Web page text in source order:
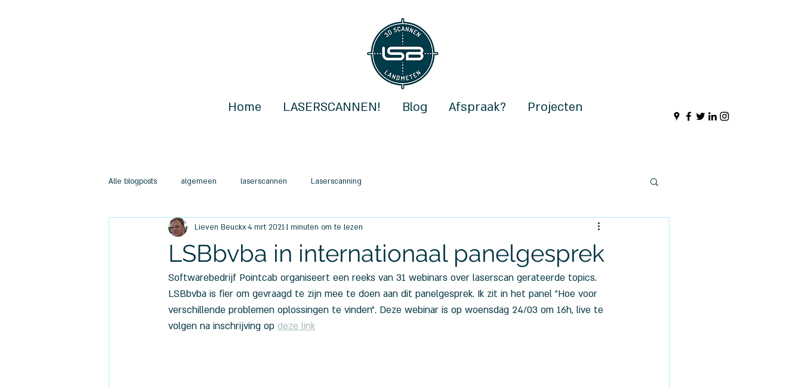
Home LASERSCANNEN! Blog Afspraak? Projecten
Alle blogposts algemeen laserscannen Laserscanning
LSBbvba in internationaal panelgesprek
Lieven Beuckx 4 mrt 20211 minuten om te lezen
Softwarebedrijf Pointcab organiseert een reeks van 31 webinars over laserscan gerateerde topics.
LSBbvba is fier om gevraagd te zijn mee te doen aan dit panelgesprek. Ik zit in het panel "Hoe voor
verschillende problemen oplossingen te vinden". Deze webinar is op woensdag 24/03 om 16h, live te
volgen na inschrijving op deze link